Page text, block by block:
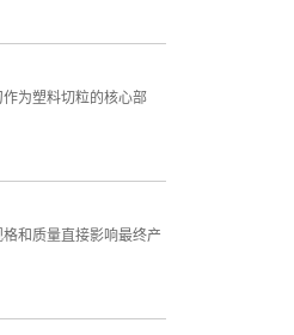
为塑料切粒的核心部
和质量直接影响最终产